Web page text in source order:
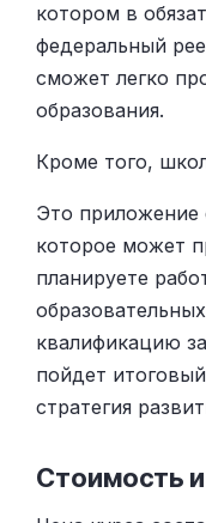
котором в
федеральный
сможет легко
образования.
Кроме того,
Это приложение
которое может
планируете
квалификацию
пойдет
стратегия
Стоимость